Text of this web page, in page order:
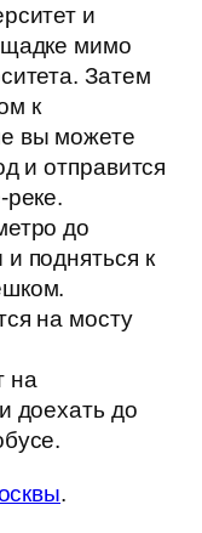
и
мимо
Затем
к
вы можете
и отправится
реке.
до
подняться к
на мосту
на
доехать до
.